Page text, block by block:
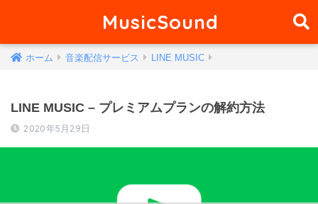
MusicSound
ホーム 音楽配信サービス LINE MUSIC
LINE MUSIC – プレミアムプランの解約方法
2020年5月29日